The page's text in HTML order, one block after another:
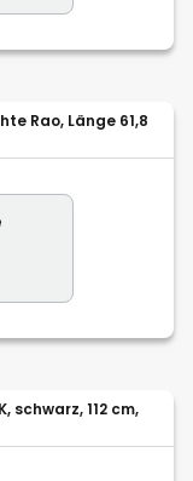
Rao, Länge 61,8
schwarz, 112 cm,